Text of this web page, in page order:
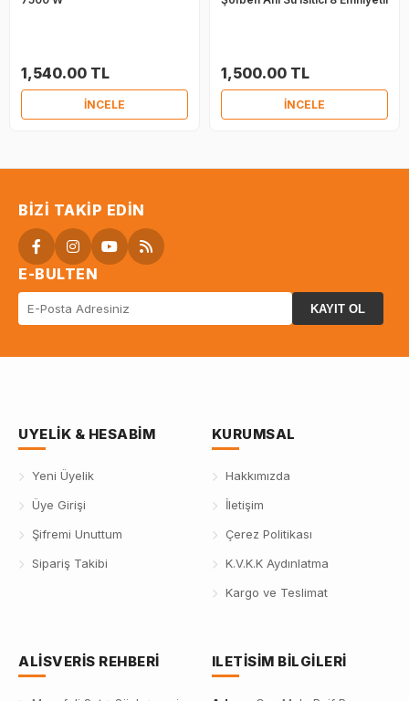
1,540.00 TL
İNCELE
1,500.00 TL
İNCELE
BIZI TAKIP EDIN
E-BULTEN
KAYIT OL
UYELIK & HESABIM
Yeni Üyelik
Üye Girişi
Şifremi Unuttum
Sipariş Takibi
KURUMSAL
Hakkımızda
İletişim
Çerez Politikası
K.V.K.K Aydınlatma
Kargo ve Teslimat
ALISVERIS REHBERI ILETISIM BILGILERI